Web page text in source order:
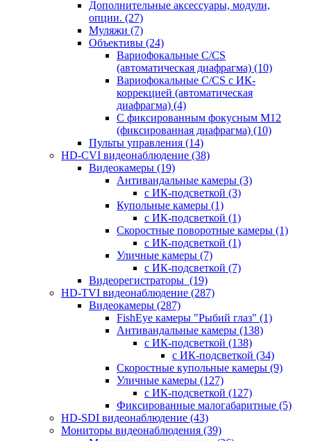
Дополнительные аксессуары, модули,
опции. (27)
Муляжи (7)
Объективы (24)
Вариофокальные C/CS
(автоматическая диафрагма) (10)
Вариофокальные C/CS с ИК-
коррекцией (автоматическая
диафрагма) (4)
С фиксированным фокусным М12
(фиксированная диафрагма) (10)
Пульты управления (14)
HD-CVI видеонаблюдение (38)
Видеокамеры (19)
Антивандальные камеры (3)
с ИК-подсветкой (3)
Купольные камеры (1)
с ИК-подсветкой (1)
Скоростные поворотные камеры (1)
с ИК-подсветкой (1)
Уличные камеры (7)
с ИК-подсветкой (7)
Видеорегистраторы (19)
HD-TVI видеонаблюдение (287)
Видеокамеры (287)
FishEye камеры "Рыбий глаз" (1)
Антивандальные камеры (138)
с ИК-подсветкой (138)
с ИК-подсветкой (34)
Скоростные купольные камеры (9)
Уличные камеры (127)
с ИК-подсветкой (127)
Фиксированные малогабаритные (5)
HD-SDI видеонаблюдение (43)
Мониторы видеонаблюдения (39)